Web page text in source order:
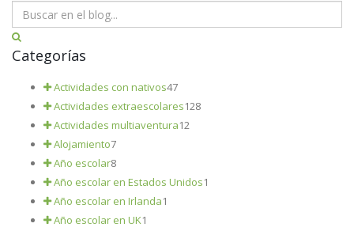
Categorías
Actividades con nativos47
Actividades extraescolares128
Actividades multiaventura12
Alojamiento7
Año escolar8
Año escolar en Estados Unidos1
Año escolar en Irlanda1
Año escolar en UK1